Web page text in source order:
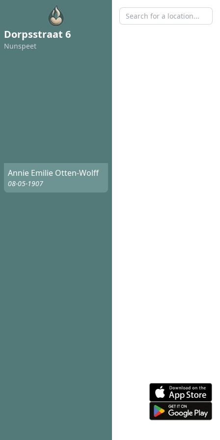
Dorpsstraat 6
Nunspeet
Annie Emilie Otten-Wolff
08-05-1907